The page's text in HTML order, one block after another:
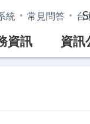
統 常見問答 台
資訊 資訊